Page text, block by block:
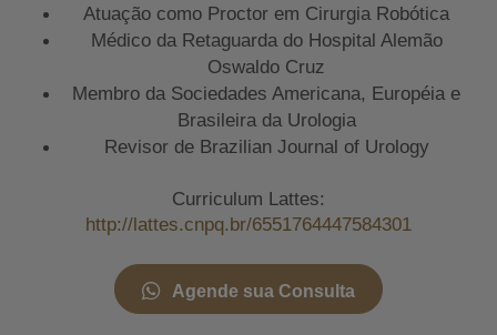
Atuação como Proctor em Cirurgia Robótica
Médico da Retaguarda do Hospital Alemão
Oswaldo Cruz
Membro da Sociedades Americana, Européia e
Brasileira da Urologia
Revisor de Brazilian Journal of Urology
Curriculum Lattes:
http://lattes.cnpq.br/6551764447584301
Agende sua Consulta